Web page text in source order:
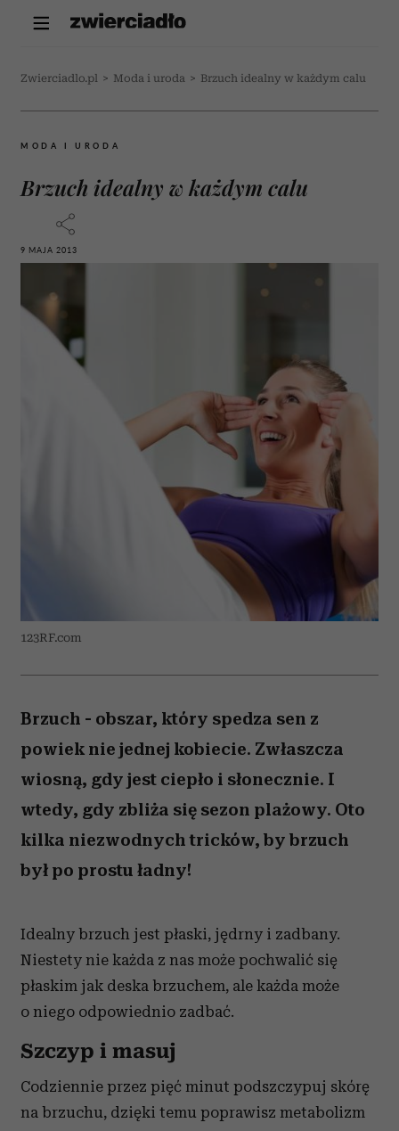
Zwierciadlo.pl > Moda i uroda > Brzuch idealny w każdym calu
MODA I URODA
Brzuch idealny w każdym calu
9 MAJA 2013
123RF.com
Brzuch - obszar, który spedza sen z
powiek nie jednej kobiecie. Zwłaszcza
wiosną, gdy jest ciepło i słonecznie. I
wtedy, gdy zbliża się sezon plażowy. Oto
kilka niezwodnych tricków, by brzuch
był po prostu ładny!
Idealny brzuch jest płaski, jędrny i zadbany.
Niestety nie każda z nas może pochwalić się
płaskim jak deska brzuchem, ale każda może
o niego odpowiednio zadbać.
Szczyp i masuj
Codziennie przez pięć minut podszczypuj skórę
na brzuchu, dzięki temu poprawisz metabolizm